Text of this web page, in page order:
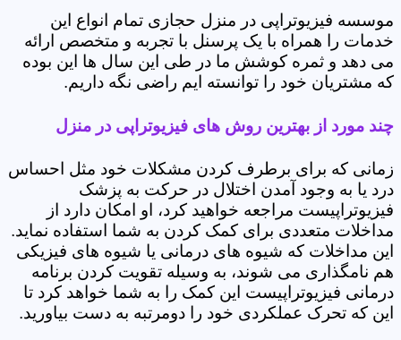
موسسه فیزیوتراپی در منزل حجازی تمام انواع این
خدمات را همراه با یک پرسنل با تجربه و متخصص ارائه
می دهد و ثمره کوشش ما در طی این سال ها این بوده
که مشتریان خود را توانسته ایم راضی نگه داریم.
چند مورد از بهترین روش های فیزیوتراپی در منزل
زمانی که برای برطرف کردن مشکلات خود مثل احساس
درد یا به وجود آمدن اختلال در حرکت به پزشک
فیزیوتراپیست مراجعه خواهید کرد، او امکان دارد از
مداخلات متعددی برای کمک کردن به شما استفاده نماید.
این مداخلات که شیوه های درمانی یا شیوه های فیزیکی
هم نامگذاری می شوند، به وسیله تقویت کردن برنامه
درمانی فیزیوتراپیست این کمک را به شما خواهد کرد تا
این که تحرک عملکردی خود را دومرتبه به دست بیاورید.